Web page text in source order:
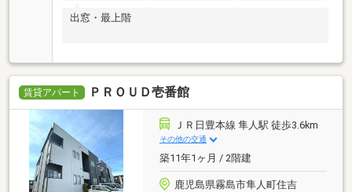
出窓・最上階
賃貸アパート ＰＲＯＵＤ壱番館
ＪＲ日豊本線 隼人駅 徒歩3.6km
その他の交通
築11年1ヶ月 / 2階建
鹿児島県霧島市隼人町住吉